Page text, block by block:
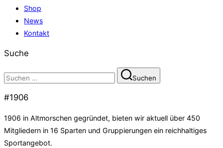
Shop
News
Kontakt
Suche
Suchen
nach:
Suchen
#1906
1906 in Altmorschen gegründet, bieten wir aktuell über 450
Mitgliedern in 16 Sparten und Gruppierungen ein reichhaltiges
Sportangebot.